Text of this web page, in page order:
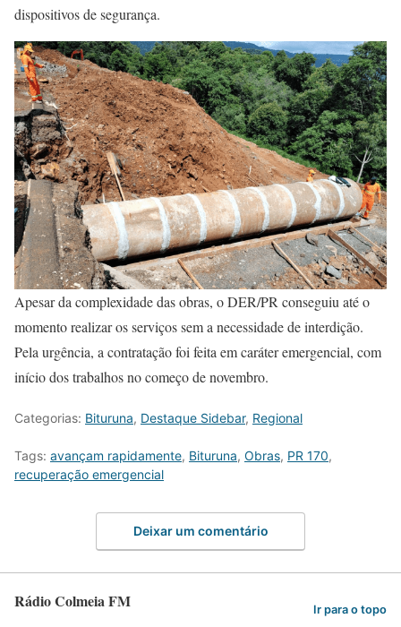
dispositivos de segurança.
Apesar da complexidade das obras, o DER/PR conseguiu até o
momento realizar os serviços sem a necessidade de interdição.
Pela urgência, a contratação foi feita em caráter emergencial, com
início dos trabalhos no começo de novembro.
Categorias: Bituruna, Destaque Sidebar, Regional
Tags: avançam rapidamente, Bituruna, Obras, PR 170,
recuperação emergencial
Deixar um comentário
Rádio Colmeia FM Ir para o topo